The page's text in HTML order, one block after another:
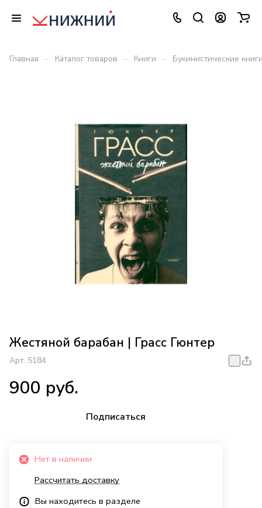
Главная – Каталог товаров – Книги – Букинистические
Жестяной барабан | Грасс Гюнтер
Арт. 5184
900 руб.
Подписаться
Нет в наличии
Рассчитать доставку
Вы находитесь в разделе